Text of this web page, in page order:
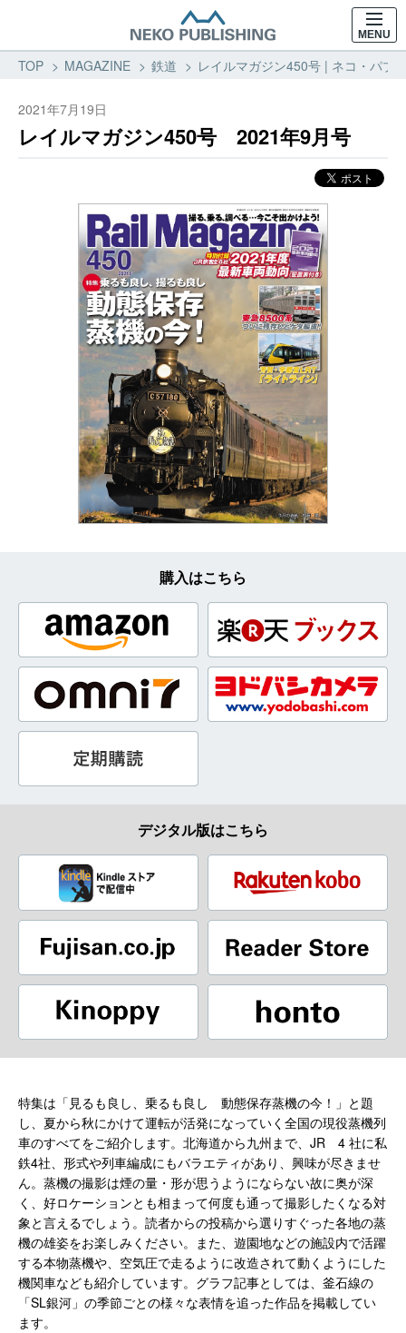
MENU
TOP MAGAZINE 鉄道 レイルマガジン450号 | ネコ・パブ
2021年7月19日
レイルマガジン450号 2021年9月号
購入はこちら
デジタル版はこちら
特集は「見るも良し、乗るも良し 動態保存蒸機の今！」と題
し、夏から秋にかけて運転が活発になっていく全国の現役蒸機列
車のすべてをご紹介します。北海道から九州まで、JR 4 社に私
鉄4社、形式や列車編成にもバラエティがあり、興味が尽きませ
ん。蒸機の撮影は煙の量・形が思うようにならない故に奥が深
く、好ロケーションとも相まって何度も通って撮影したくなる対
象と言えるでしょう。読者からの投稿から選りすぐった各地の蒸
機の雄姿をお楽しみください。また、遊園地などの施設内で活躍
する本物蒸機や、空気圧で走るように改造されて動くようにした
機関車なども紹介しています。グラフ記事としては、釜石線の
「SL銀河」の季節ごとの様々な表情を追った作品を掲載してい
ます。